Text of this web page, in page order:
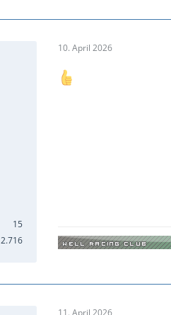
15
2.716
10. April 2026
11. April 2026